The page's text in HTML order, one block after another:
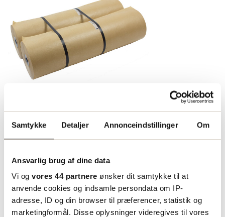
Samtykke Detaljer Annonceindstillinger Om
Ansvarlig brug af dine data
Vi og vores 44 partnere ønsker dit samtykke til at
anvende cookies og indsamle persondata om IP-
adresse, ID og din browser til præferencer, statistik og
marketingformål. Disse oplysninger videregives til vores
Kraftpapir 40g 57cm 350m
Kraftpapiret anvendes især som
omslagspapir til forskellige typer
af forsendelser. Fungerer også
godt til udfyldning og
støddæmpning i emballager.
Boxon kraftpapir er fremstillet af